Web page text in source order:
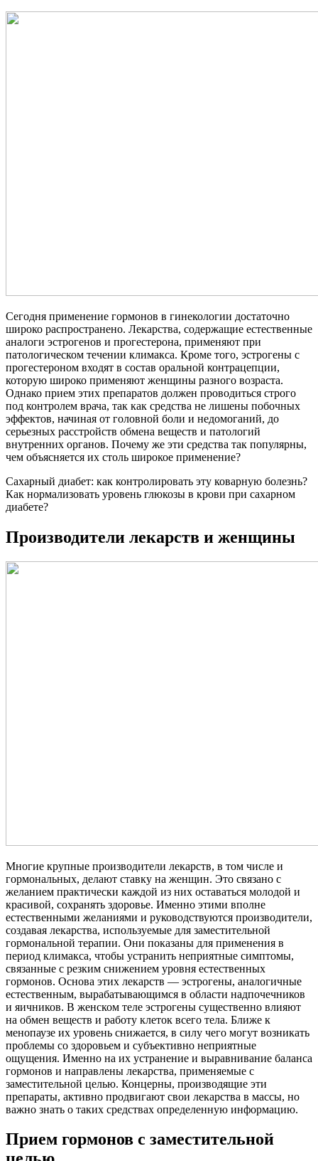
Сегодня применение гормонов в гинекологии достаточно
широко распространено. Лекарства, содержащие естественные
аналоги эстрогенов и прогестерона, применяют при
патологическом течении климакса. Кроме того, эстрогены с
прогестероном входят в состав оральной контрацепции,
которую широко применяют женщины разного возраста.
Однако прием этих препаратов должен проводиться строго
под контролем врача, так как средства не лишены побочных
эффектов, начиная от головной боли и недомоганий, до
серьезных расстройств обмена веществ и патологий
внутренних органов. Почему же эти средства так популярны,
чем объясняется их столь широкое применение?
Сахарный диабет: как контролировать эту коварную болезнь?
Как нормализовать уровень глюкозы в крови при сахарном
диабете?
Производители лекарств и женщины
Многие крупные производители лекарств, в том числе и
гормональных, делают ставку на женщин. Это связано с
желанием практически каждой из них оставаться молодой и
красивой, сохранять здоровье. Именно этими вполне
естественными желаниями и руководствуются производители,
создавая лекарства, используемые для заместительной
гормональной терапии. Они показаны для применения в
период климакса, чтобы устранить неприятные симптомы,
связанные с резким снижением уровня естественных
гормонов. Основа этих лекарств — эстрогены, аналогичные
естественным, вырабатывающимся в области надпочечников
и яичников. В женском теле эстрогены существенно влияют
на обмен веществ и работу клеток всего тела. Ближе к
менопаузе их уровень снижается, в силу чего могут возникать
проблемы со здоровьем и субъективно неприятные
ощущения. Именно на их устранение и выравнивание баланса
гормонов и направлены лекарства, применяемые с
заместительной целью. Концерны, производящие эти
препараты, активно продвигают свои лекарства в массы, но
важно знать о таких средствах определенную информацию.
Прием гормонов с заместительной